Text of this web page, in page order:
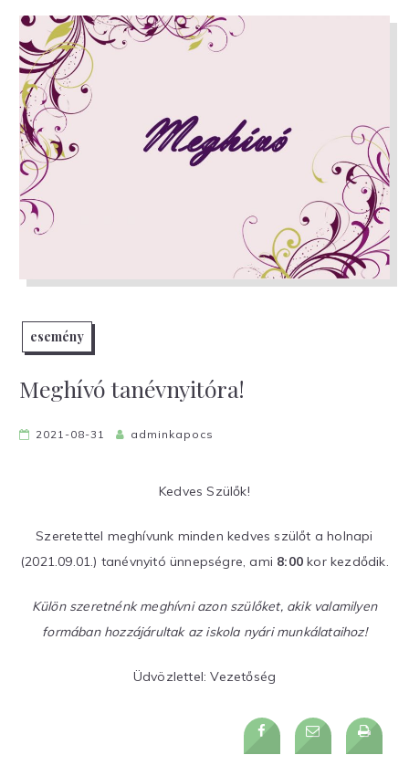
esemény
Meghívó tanévnyitóra!
2021-08-31 adminkapocs
Kedves Szülők!
Szeretettel meghívunk minden kedves szülőt a holnapi
(2021.09.01.) tanévnyitó ünnepségre, ami 8:00 kor kezdődik.
Külön szeretnénk meghívni azon szülőket, akik valamilyen
formában hozzájárultak az iskola nyári munkálataihoz!
Üdvözlettel: Vezetőség